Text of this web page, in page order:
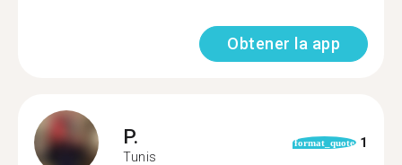
Obtener la app
P.
Tunis
format_quote 1